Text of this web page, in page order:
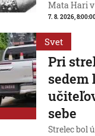
Mata Hari
7. 8. 2026,
Svet
Pri
sedem
sebe
Strelec bol